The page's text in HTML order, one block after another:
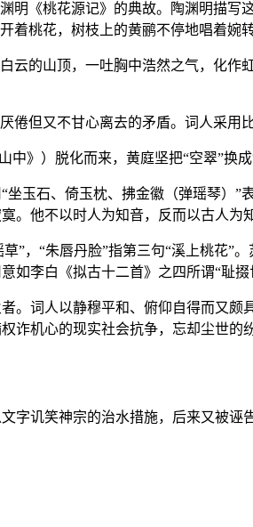
明《桃花源记》的典故。陶渊明描
着桃花，树枝上的黄鹂不停地唱着婉
云的山顶，一吐胸中浩然之气，化
但又不甘心离去的矛盾。词人采用
》）脱化而来，黄庭坚把“空翠”换
玉石、倚玉枕、拂金徽（弹瑶琴）
。他不以时人为知音，反而以古人为
”，“朱唇丹脸”指第三句“溪上桃花
李白《拟古十二首》之四所谓“耻
。词人以静穆平和、俯仰自得而又
诈机心的现实社会抗争，忘却尘世的
字讥笑神宗的治水措施，后来又被